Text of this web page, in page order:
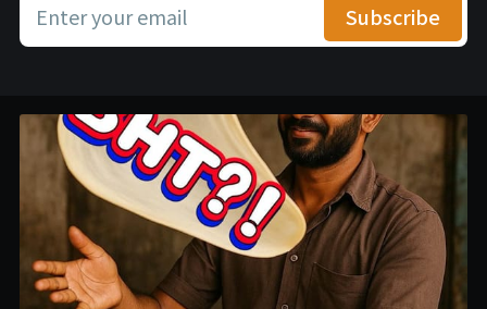
Enter your email Subscribe